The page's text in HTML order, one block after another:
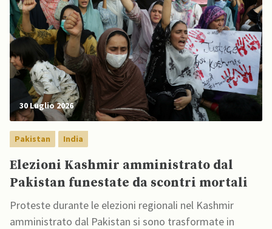
30 Luglio 2026
Pakistan India
Elezioni Kashmir amministrato dal
Pakistan funestate da scontri mortali
Proteste durante le elezioni regionali nel Kashmir
amministrato dal Pakistan si sono trasformate in